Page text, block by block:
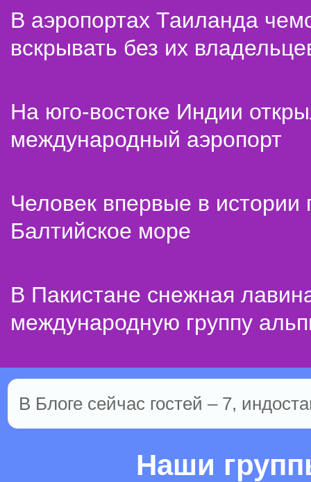
В аэропортах Таиланда
вскрывать без их
На юго-востоке Индии
международный аэропорт
Человек впервые в истории
Балтийское море
В Пакистане снежная
международную группу
В Блоге сейчас гостей – 7,
Наши